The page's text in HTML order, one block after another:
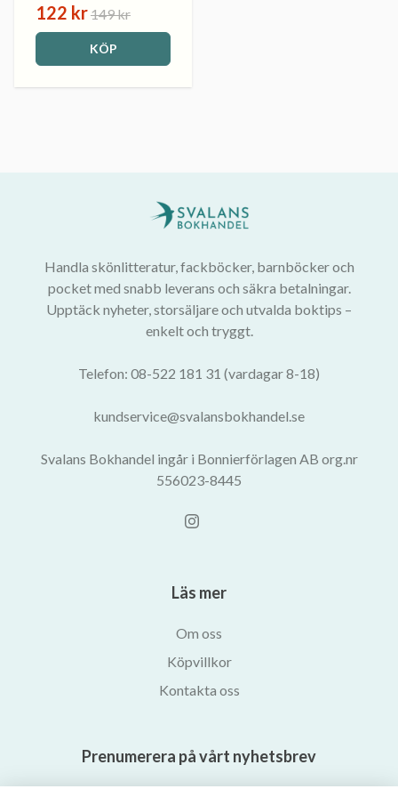
122 kr149 kr
KÖP
Handla skönlitteratur, fackböcker, barnböcker och
pocket med snabb leverans och säkra betalningar.
Upptäck nyheter, storsäljare och utvalda boktips –
enkelt och tryggt.
Telefon: 08-522 181 31 (vardagar 8-18)
kundservice@svalansbokhandel.se
Svalans Bokhandel ingår i Bonnierförlagen AB org.nr
556023-8445
Läs mer
Om oss
Köpvillkor
Kontakta oss
Prenumerera på vårt nyhetsbrev